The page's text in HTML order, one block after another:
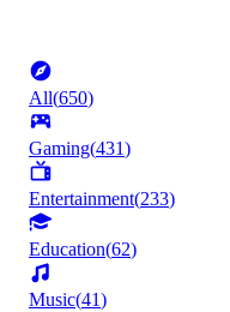
All(650)
Gaming(431)
Entertainment(233)
Education(62)
Music(41)